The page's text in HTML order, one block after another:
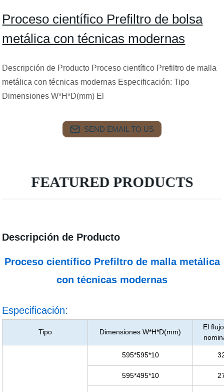
Proceso científico Prefiltro de bolsa
metálica con técnicas modernas
Descripción de Producto Proceso científico Prefiltro de malla
metálica con técnicas modernas Especificación: Tipo
Dimensiones W*H*D(mm) El
SEND EMAIL TO US
FEATURED PRODUCTS
Descripción de Producto
Proceso científico Prefiltro de malla metálica
con técnicas modernas
Especificación:
Tipo Dimensiones W*H*D(mm)
El
595*595*10
595*495*10